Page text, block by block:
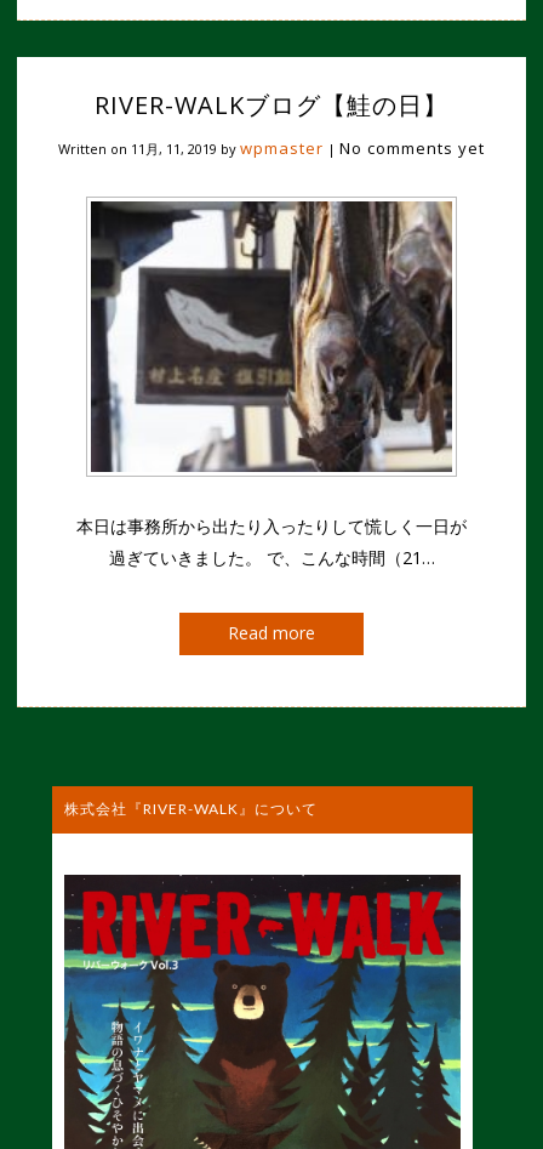
RIVER-WALKブログ【鮭の日】
Written on 11月, 11, 2019 by wpmaster | No comments yet
本日は事務所から出たり入ったりして慌しく一日が
過ぎていきました。 で、こんな時間（21…
Read more
株式会社『RIVER-WALK』について